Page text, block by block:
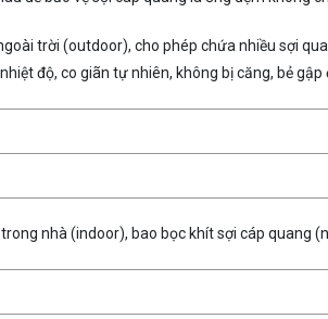
trời (outdoor), cho phép chứa nhiều sợi
độ, co giãn tự nhiên, không bị căng, bẻ gập
nhà (indoor), bao bọc khít sợi cáp quang